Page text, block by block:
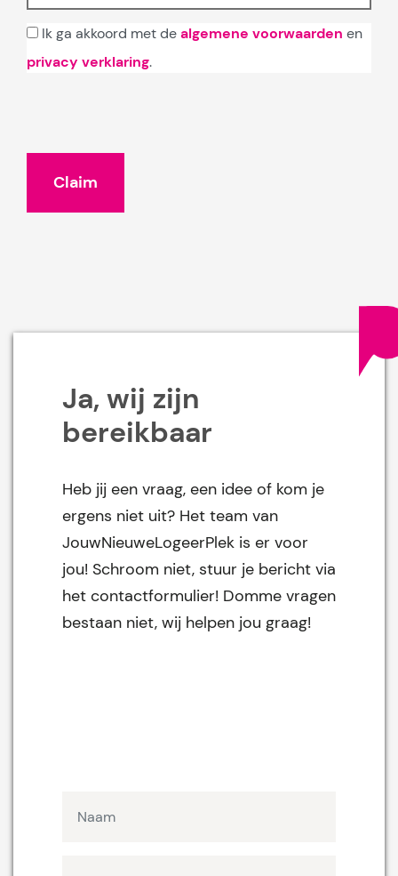
Ik ga akkoord met dealgemene voorwaarden en
privacy verklaring.
Ja, wij zijn
bereikbaar
Heb jij een vraag, een idee of kom je
ergens niet uit? Het team van
JouwNieuweLogeerPlek is er voor
jou! Schroom niet, stuur je bericht via
het contactformulier! Domme vragen
bestaan niet, wij helpen jou graag!